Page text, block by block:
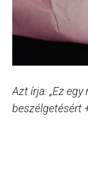
Azt írja: „Ez
beszélgetésért